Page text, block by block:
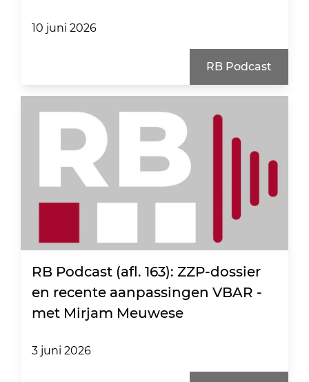
10 juni 2026
RB Podcast
RB Podcast (afl. 163): ZZP-dossier
en recente aanpassingen VBAR -
met Mirjam Meuwese
3 juni 2026